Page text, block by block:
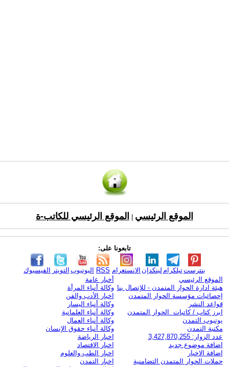
الموقع الرئيسي الموقع الرئيسي للكاتب-ة
تابعونا على:
الفيسبوك التويتر اليوتيوب RSS الانستغرام لينكدإن تيلكرامبنترست
الموقع الرئيسي
هيئة ادارة الحوار المتمدن - للإتصال بنا
إحصائيات مؤسسة الحوار المتمدن
قواعد النشر
ابرز كتاب / كاتبات الحوار المتمدن
يوتيوب التمدن
مكتبة التمدن
عدد الزوار: 3,427,870,255
اضافة موضوع جديد
اضافة الاخبار
حملات الحوار المتمدن التضامنية
أخبار عامة
وكالة أنباء المرأة
اخبار الأدب والفن
وكالة أنباء اليسار
وكالة أنباء العلمانية
وكالة أنباء العمال
وكالة أنباء حقوق الإنسان
اخبار الرياضة
اخبار الاقتصاد
اخبار الطب والعلوم
اخبار التمدن